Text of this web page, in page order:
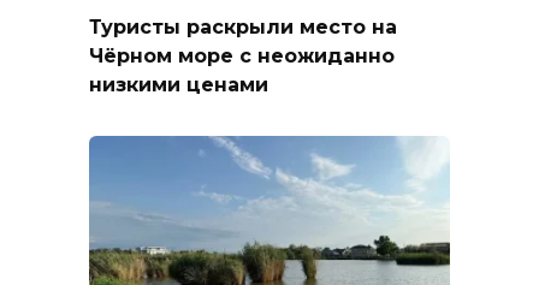
Туристы раскрыли место на
Чёрном море с неожиданно
низкими ценами